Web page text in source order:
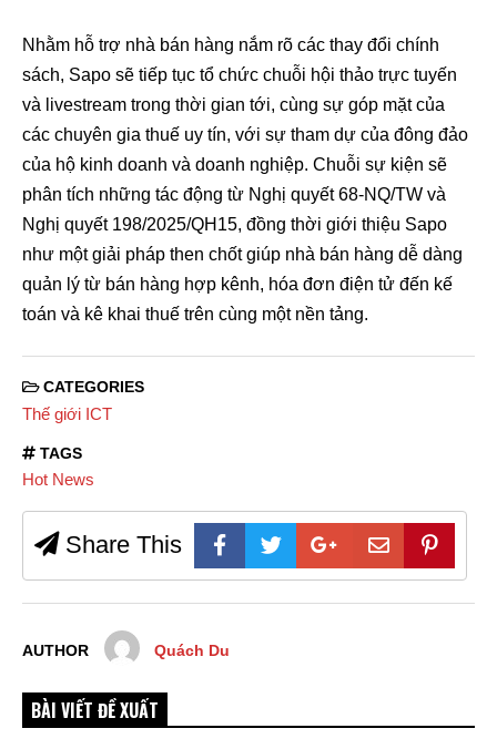
Nhằm hỗ trợ nhà bán hàng nắm rõ các thay đổi chính
sách, Sapo sẽ tiếp tục tổ chức chuỗi hội thảo trực tuyến
và livestream trong thời gian tới, cùng sự góp mặt của
các chuyên gia thuế uy tín, với sự tham dự của đông đảo
của hộ kinh doanh và doanh nghiệp. Chuỗi sự kiện sẽ
phân tích những tác động từ Nghị quyết 68-NQ/TW và
Nghị quyết 198/2025/QH15, đồng thời giới thiệu Sapo
như một giải pháp then chốt giúp nhà bán hàng dễ dàng
quản lý từ bán hàng hợp kênh, hóa đơn điện tử đến kế
toán và kê khai thuế trên cùng một nền tảng.
CATEGORIES
Thế giới ICT
TAGS
Hot News
Share This
AUTHOR Quách Du
BÀI VIẾT ĐỀ XUẤT